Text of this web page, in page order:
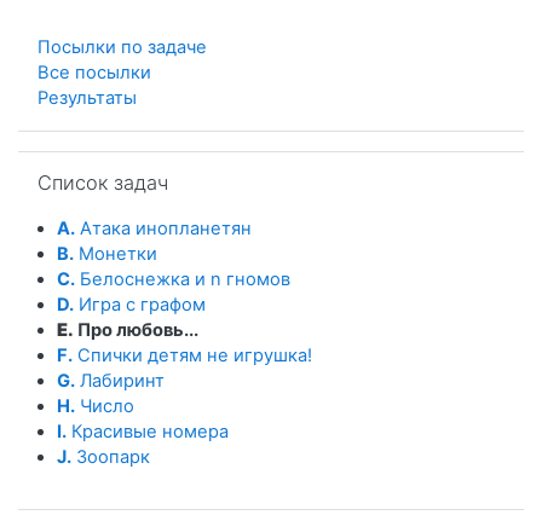
Посылки по задаче
Все посылки
Результаты
Список задач
A. Атака инопланетян
B. Монетки
C. Белоснежка и n гномов
D. Игра с графом
E. Про любовь...
F. Спички детям не игрушка!
G. Лабиринт
H. Число
I. Красивые номера
J. Зоопарк